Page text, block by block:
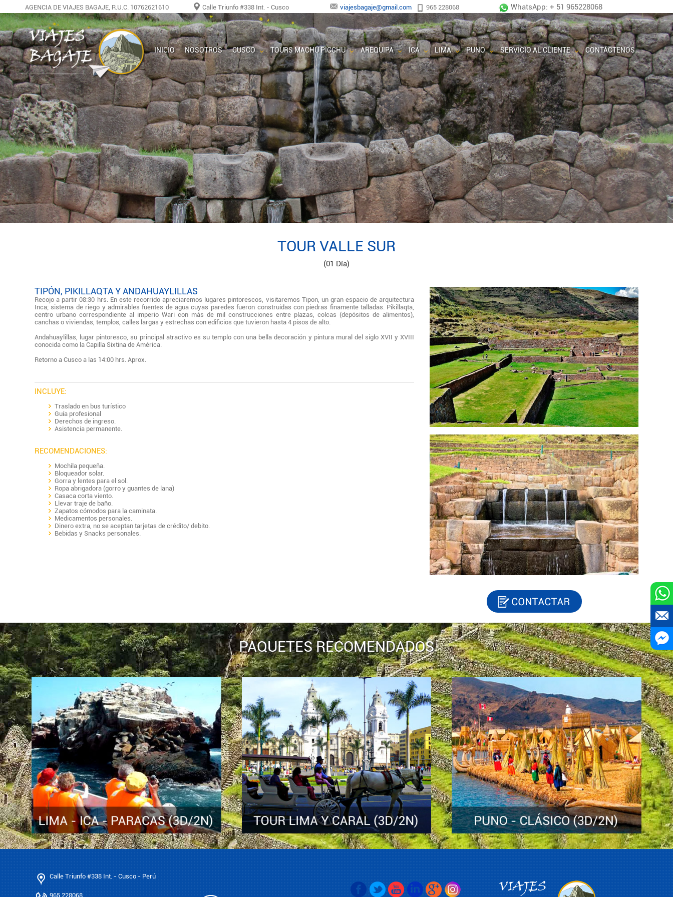
AGENCIA DE VIAJES BAGAJE, R.U.C. 10762621610 Calle Triunfo #338 Int. - Cusco viajesbagaje@gmail.com 965 228068 WhatsApp: + 51 965228068
INICIO NOSOTROS CUSCO TOURS MACHU PICCHU AREQUIPA ICA LIMA PUNO SERVICIO AL CLIENTE CONTÁCTENOS
TOUR VALLE SUR
(01 Día)
TIPÓN, PIKILLAQTA Y ANDAHUAYLILLAS
Recojo a partir 08:30 hrs. En este recorrido apreciaremos lugares pintorescos, visitaremos Tipon, un gran espacio de arquitectura
Inca; sistema de riego y admirables fuentes de agua cuyas paredes fueron construidas con piedras finamente talladas. Pikillaqta,
centro urbano correspondiente al imperio Wari con más de mil construcciones entre plazas, colcas (depósitos de alimentos),
canchas o viviendas, templos, calles largas y estrechas con edificios que tuvieron hasta 4 pisos de alto.
Andahuaylillas, lugar pintoresco, su principal atractivo es su templo con una bella decoración y pintura mural del siglo XVII y XVIII
conocida como la Capilla Sixtina de América.
Retorno a Cusco a las 14:00 hrs. Aprox.
INCLUYE:
Traslado en bus turístico
Guía profesional
Derechos de ingreso.
Asistencia permanente.
RECOMENDACIONES:
Mochila pequeña.
Bloqueador solar.
Gorra y lentes para el sol.
Ropa abrigadora (gorro y guantes de lana)
Casaca corta viento.
Llevar traje de baño.
Zapatos cómodos para la caminata.
Medicamentos personales.
Dinero extra, no se aceptan tarjetas de crédito/ debito.
Bebidas y Snacks personales.
PAQUETES RECOMENDADOS
Calle Triunfo #338 Int. - Cusco - Perú
965 228068